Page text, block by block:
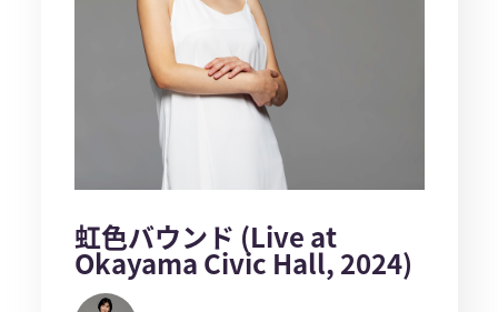
虹色バウンド (Live at
Okayama Civic Hall, 2024)